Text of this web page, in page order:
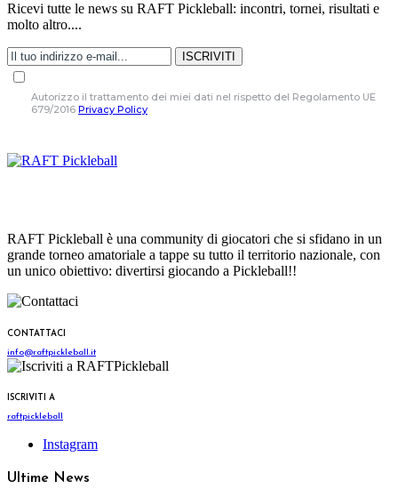
Ricevi tutte le news su RAFT Pickleball: incontri, tornei, risultati e
molto altro....
ISCRIVITI
Autorizzo il trattamento dei miei dati nel rispetto del Regolamento UE
679/2016 Privacy Policy
RAFT Pickleball è una community di giocatori che si sfidano in un
grande torneo amatoriale a tappe su tutto il territorio nazionale, con
un unico obiettivo: divertirsi giocando a Pickleball!!
CONTATTACI
info@raftpickleball.it
ISCRIVITI A
raftpickleball
Instagram
Ultime News